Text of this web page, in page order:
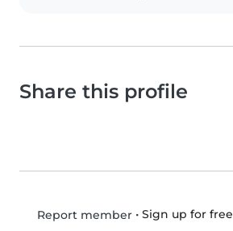
Share this profile
Report member• Sign up for free